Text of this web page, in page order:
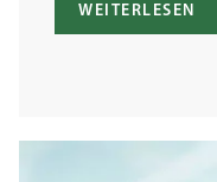
WEITERLESEN